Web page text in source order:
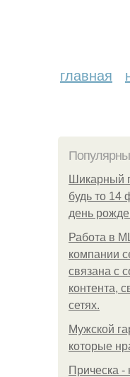
главная
Шикарный
будь то 14
день
Работа в
компании
связана с
контента,
сетях.
Мужской
которые
Прическа -